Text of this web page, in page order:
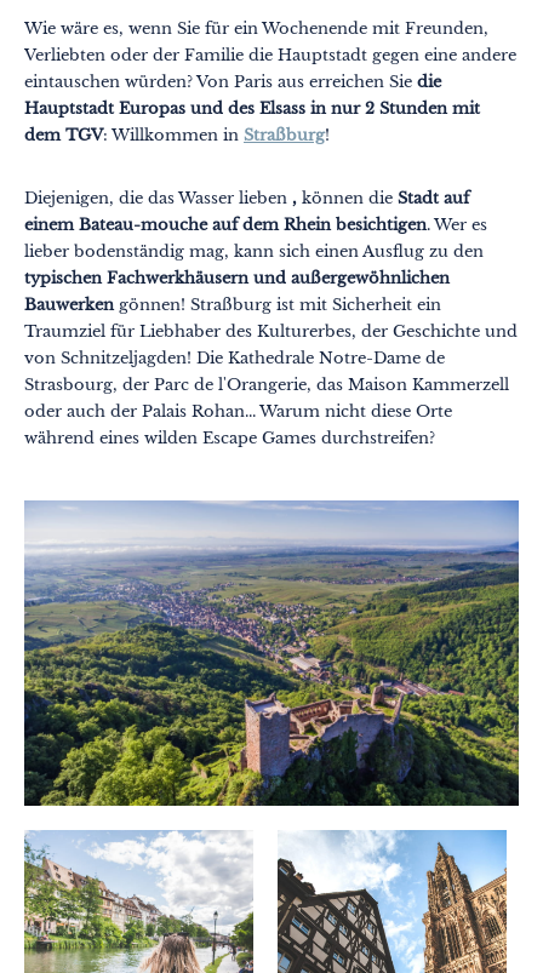
Themen Formate
#EstSideStory
Sommer
Mit der Familie
Zu zweit
Natur
In der Stadt
Ausgefallen
Gastronomie
Wellness
Kultur & Kulturerbe
Know-how
Verantwortungsvolles Reisen
Wie wäre es, wenn Sie für ein Wochenende mit Freunden,
Verliebten oder der Familie die Hauptstadt gegen eine andere
eintauschen würden? Von Paris aus erreichen Sie die
Hauptstadt Europas und des Elsass in nur 2 Stunden mit
dem TGV: Willkommen in Straßburg!
Diejenigen, die das Wasser lieben , können die Stadt auf
einem Bateau-mouche auf dem Rhein besichtigen. Wer es
lieber bodenständig mag, kann sich einen Ausflug zu den
typischen Fachwerkhäusern und außergewöhnlichen
Bauwerkengönnen! Straßburg ist mit Sicherheit ein
Traumziel für Liebhaber des Kulturerbes, der Geschichte und
von Schnitzeljagden! Die Kathedrale Notre-Dame de
Strasbourg, der Parc de l'Orangerie, das Maison Kammerzell
oder auch der Palais Rohan... Warum nicht diese Orte
während eines wilden Escape Games durchstreifen?